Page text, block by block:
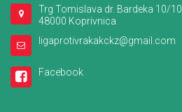
Trg Tomislava dr. Bardeka 10/10
48000 Koprivnica
ligaprotivrakakckz@gmail.com
Facebook